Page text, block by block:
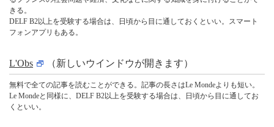
きる。
DELF B2以上を受験する場合は、日頃から目に通しておくといい。スマート
フォンアプリもある。
L'Obs （新しいウインドウが開きます）
無料で全ての記事を読むことができる。記事の長さはLe Mondeよりも短い。
Le Mondeと同様に、DELF B2以上を受験する場合は、日頃から目に通してお
くといい。